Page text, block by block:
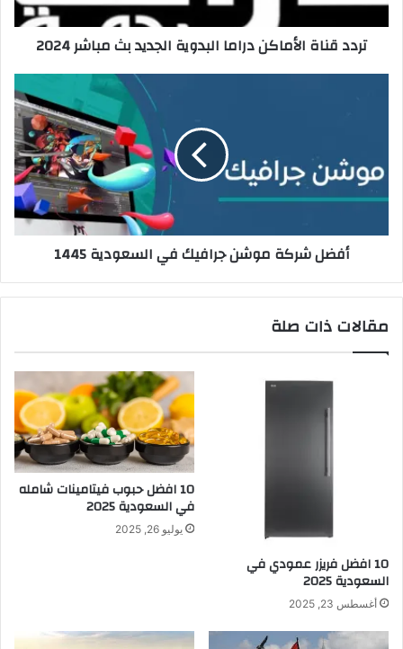
تردد قناة الأماكن دراما البدوية الجديد بث مباشر 2024
أفضل شركة موشن جرافيك في السعودية 1445
مقالات ذات صلة
10 افضل فريزر عمودي​ في
السعودية​ 2025
أغسطس 23, 2025
10 افضل حبوب فيتامينات شامله​
في السعودية 2025
يوليو 26, 2025